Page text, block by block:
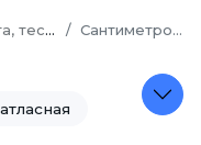
кант Сантиметровая лента